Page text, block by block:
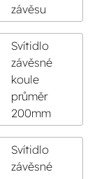
závěsu
Svítidlo
závěsné
koule
průměr
200mm
Svítidlo
závěsné